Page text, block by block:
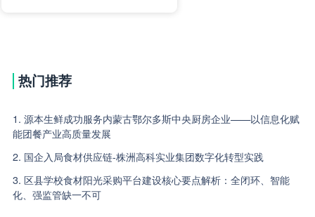
热门推荐
1. 源本生鲜成功服务内蒙古鄂尔多斯中央厨房企业——以信息化赋
能团餐产业高质量发展
2. 国企入局食材供应链-株洲高科实业集团数字化转型实践
3. 区县学校食材阳光采购平台建设核心要点解析：全闭环、智能
化、强监管缺一不可